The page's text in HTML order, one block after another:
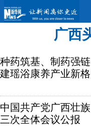
新华网
中
广西
种药筑基、制药强
建瑶浴康养产业新
中国共产党广西壮
三次全体会议公报